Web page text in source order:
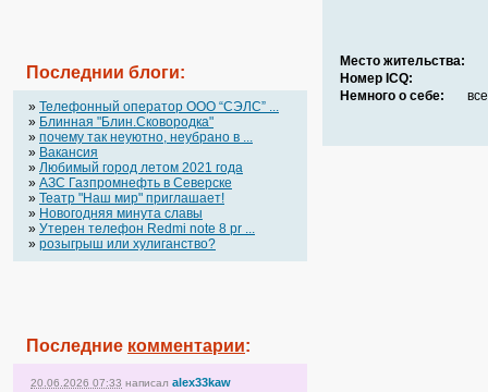
Последнии блоги:
» Телефонный оператор OOO “СЭЛС” ...
» Блинная "Блин.Сковородка"
» почему так неуютно, неубрано в ...
» Вакансия
» Любимый город летом 2021 года
» АЗС Газпромнефть в Северске
» Театр "Наш мир" приглашает!
» Новогодняя минута славы
» Утерен телефон Redmi note 8 pr ...
» розыгрыш или хулиганство?
Последние комментарии:
20.06.2026 07:33 написал alex33kaw
Место жительства:
Номер ICQ:
Немного о себе: